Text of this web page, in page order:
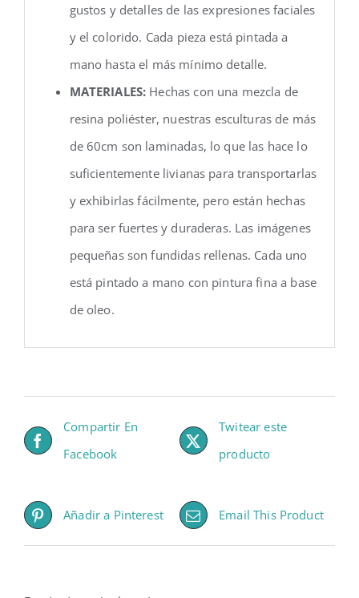
gustos y detalles de las expresiones faciales
y el colorido. Cada pieza está pintada a
mano hasta el más mínimo detalle.
MATERIALES: Hechas con una mezcla de
resina poliéster, nuestras esculturas de más
de 60cm son laminadas, lo que las hace lo
suficientemente livianas para transportarlas
y exhibirlas fácilmente, pero están hechas
para ser fuertes y duraderas. Las imágenes
pequeñas son fundidas rellenas. Cada uno
está pintado a mano con pintura fina a base
de oleo.
Compartir En
Facebook
Twitear este
producto
Añadir a Pinterest Email This Product